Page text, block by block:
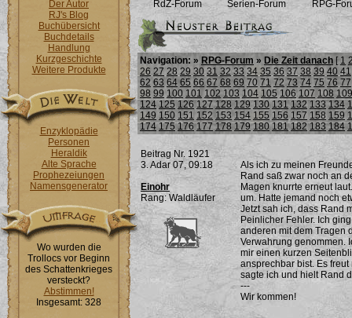
Der Autor
RJ's Blog
Buchübersicht
Buchdetails
Handlung
Kurzgeschichte
Weitere Produkte
Enzyklopädie
Personen
Heraldik
Alte Sprache
Prophezeiungen
Namensgenerator
Wo wurden die
Trollocs vor Beginn
des Schattenkrieges
versteckt?
Abstimmen!
Insgesamt: 328
RdZ-Forum Serien-Forum RPG-
Navigation: » RPG-Forum » Die Zeit danach [1
26 27 28 29 30 31 32 33 34 35 36 37 38 39 40 41
62 63 64 65 66 67 68 69 70 71 72 73 74 75 76 77
98 99 100 101 102 103 104 105 106 107 108 109
124 125 126 127 128 129 130 131 132 133 134
149 150 151 152 153 154 155 156 157 158 159
174 175 176 177 178 179 180 181 182 183 184
Beitrag Nr. 1921
3. Adar 07, 09:18
Einohr
Rang: Waldläufer
Als ich zu meinen
Rand saß zwar noch an
Magen knurrte erneut
um. Hatte jemand noch
Jetzt sah ich, dass Rand
Peinlicher Fehler. Ich
anderen mit dem Tragen
Verwahrung genommen.
mir einen kurzen
ansprechbar bist. Es
sagte ich und hielt Rand
---
Wir kommen!